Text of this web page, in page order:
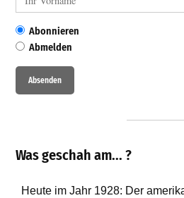
Abonnieren
Abmelden
Was geschah am... ?